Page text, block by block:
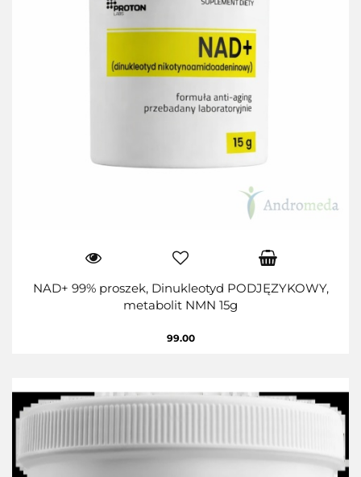
NAD+ 99% proszek, Dinukleotyd PODJĘZYKOWY,
metabolit NMN 15g
99.00